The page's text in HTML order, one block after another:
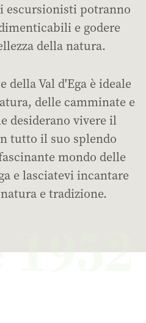
escursionisti potranno
e godere
della natura.
della Val d'Ega è ideale
delle camminate e
desiderano vivere il
tutto il suo splendo
mondo delle
e lasciatevi incantare
e tradizione.